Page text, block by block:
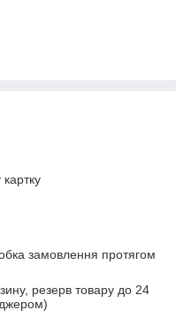
замовлення протягом
резерв товару до 24